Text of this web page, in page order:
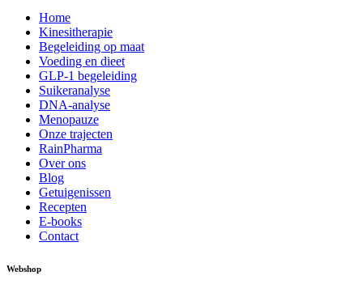
Home
Kinesitherapie
Begeleiding op maat
Voeding en dieet
GLP-1 begeleiding
Suikeranalyse
DNA-analyse
Menopauze
Onze trajecten
RainPharma
Over ons
Blog
Getuigenissen
Recepten
E-books
Contact
Webshop